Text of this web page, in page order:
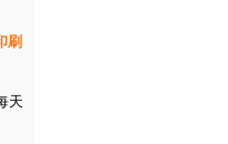
刷
天